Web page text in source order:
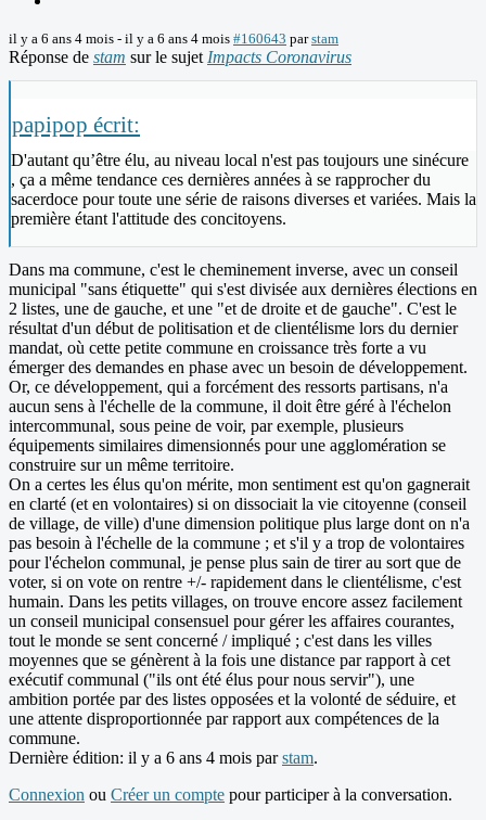
il y a 6 ans 4 mois - il y a 6 ans 4 mois #160643 parstam
Réponse de stam sur le sujet Impacts Coronavirus
papipop écrit:
D'autant qu’être élu, au niveau local n'est pas toujours une sinécure
, ça a même tendance ces dernières années à se rapprocher du
sacerdoce pour toute une série de raisons diverses et variées. Mais la
première étant l'attitude des concitoyens.
Dans ma commune, c'est le cheminement inverse, avec un conseil
municipal "sans étiquette" qui s'est divisée aux dernières élections en
2 listes, une de gauche, et une "et de droite et de gauche". C'est le
résultat d'un début de politisation et de clientélisme lors du dernier
mandat, où cette petite commune en croissance très forte a vu
émerger des demandes en phase avec un besoin de développement.
Or, ce développement, qui a forcément des ressorts partisans, n'a
aucun sens à l'échelle de la commune, il doit être géré à l'échelon
intercommunal, sous peine de voir, par exemple, plusieurs
équipements similaires dimensionnés pour une agglomération se
construire sur un même territoire.
On a certes les élus qu'on mérite, mon sentiment est qu'on gagnerait
en clarté (et en volontaires) si on dissociait la vie citoyenne (conseil
de village, de ville) d'une dimension politique plus large dont on n'a
pas besoin à l'échelle de la commune ; et s'il y a trop de volontaires
pour l'échelon communal, je pense plus sain de tirer au sort que de
voter, si on vote on rentre +/- rapidement dans le clientélisme, c'est
humain. Dans les petits villages, on trouve encore assez facilement
un conseil municipal consensuel pour gérer les affaires courantes,
tout le monde se sent concerné / impliqué ; c'est dans les villes
moyennes que se génèrent à la fois une distance par rapport à cet
exécutif communal ("ils ont été élus pour nous servir"), une
ambition portée par des listes opposées et la volonté de séduire, et
une attente disproportionnée par rapport aux compétences de la
commune.
Dernière édition: il y a 6 ans 4 mois parstam.
Connexion ou Créer un compte pour participer à la conversation.